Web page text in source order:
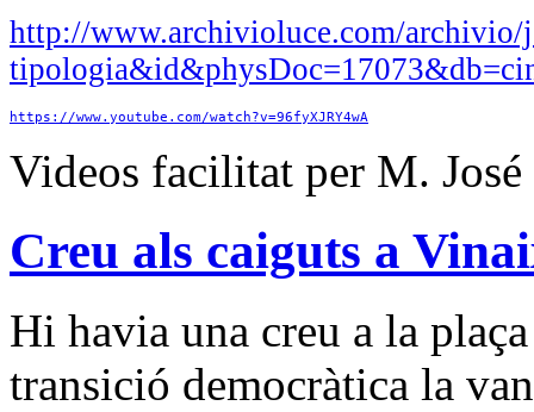
http://www.archivioluce.com/archivio/
https://www.youtube.com/watch?v=96fyXJRY4wA
Videos facilitat per M.
Creu als caiguts a
Hi havia una creu a la
transició democràtica la